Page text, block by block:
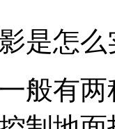
是怎
般有